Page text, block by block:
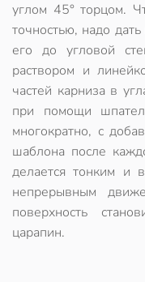
углом 45° торцом.
точностью, надо
его до угловой
раствором и
частей карниза в
при помощи
многократно, с
шаблона после
делается тонким и
непрерывным
поверхность
царапин.